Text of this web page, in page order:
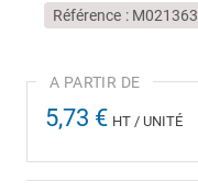
Référence M021363
5,73 € HT / UNITÉ